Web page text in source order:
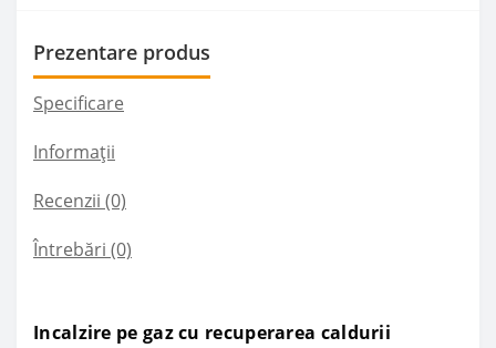
Prezentare produs
Specificare
Informații
Recenzii (0)
Întrebări (0)
Incalzire pe gaz cu recuperarea caldurii